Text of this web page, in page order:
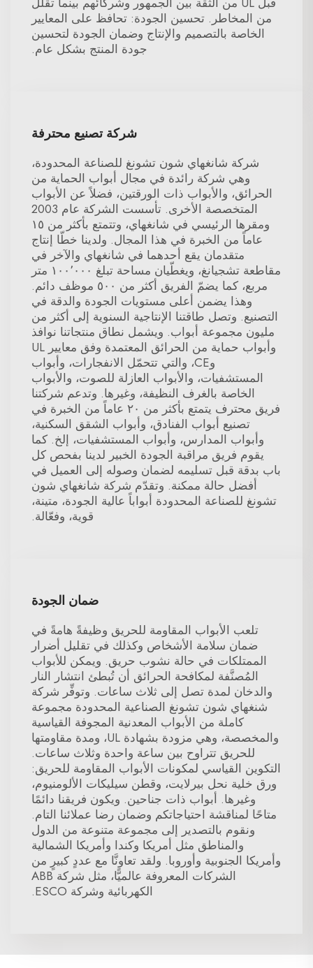
من المخاطر. تحسين الجودة: تحافظ على المعايير
الخاصة بالتصميم والإنتاج وضمان الجودة لتحسين
جودة المنتج بشكل عام.
شركة تصنيع محترفة
شركة شانغهاي شون تشونغ للصناعة المحدودة،
وهي شركة رائدة في مجال أبواب الحماية من
الحرائق، والأبواب ذات الورقتين، فضلاً عن الأبواب
المتخصصة الأخرى. تأسست الشركة عام 2003
ومقرها الرئيسي في شانغهاي، وتتمتع بأكثر من ١٥
عاماً من الخبرة في هذا المجال. ولدينا خطّا إنتاج
متقدمان يقع أحدهما في شانغهاي والآخر في
مقاطعة تشجيانغ، ويغطّيان مساحة تبلغ ١٠٠٬٠٠٠ متر
مربع، كما يضمّ الفريق أكثر من ٥٠٠ موظف دائم.
وهذا يضمن أعلى مستويات الجودة والدقة في
التصنيع. وتصل طاقتنا الإنتاجية السنوية إلى أكثر من
مليون مجموعة أبواب. ويشمل نطاق منتجاتنا نوافذ
وأبواب حماية من الحرائق المعتمدة وفق معايير UL
وCE، والتي تتحمّل الانفجارات، وأبواب
المستشفيات، والأبواب العازلة للصوت، والأبواب
الخاصة بالغرف النظيفة، وغيرها. وتدعم شركتنا
فريق محترف يتمتع بأكثر من ٢٠ عاماً من الخبرة في
تصنيع أبواب الفنادق، وأبواب الشقق السكنية،
وأبواب المدارس، وأبواب المستشفيات، إلخ. كما
يقوم فريق مراقبة الجودة الخبير لدينا بفحص كل
باب بدقة قبل تسليمه لضمان وصوله إلى العميل في
أفضل حالة ممكنة. وتقدّم شركة شانغهاي شون
تشونغ للصناعة المحدودة أبواباً عالية الجودة، متينة،
قوية، وفعّالة.
ضمان الجودة
تلعب الأبواب المقاومة للحريق وظيفةً هامةً في
ضمان سلامة الأشخاص وكذلك في تقليل أضرار
الممتلكات في حالة نشوب حريق. ويمكن للأبواب
المُصنَّفة لمكافحة الحرائق أن تُبطئ انتشار النار
والدخان لمدة تصل إلى ثلاث ساعات. وتوفِّر شركة
شنغهاي شون تشونغ الصناعية المحدودة مجموعة
كاملة من الأبواب المعدنية المجوفة القياسية
والمخصصة، وهي مزودة بشهادة UL، ومدة مقاومتها
للحريق تتراوح بين ساعة واحدة وثلاث ساعات.
التكوين القياسي لمكونات الأبواب المقاومة للحريق:
ورق خلية نحل بيرلايت، وقطن سيليكات الألومنيوم،
وغيرها. أبواب ذات جناحين. ويكون فريقنا دائمًا
متاحًا لمناقشة احتياجاتكم وضمان رضا عملائنا التام.
ونقوم بالتصدير إلى مجموعة متنوعة من الدول
والمناطق مثل أمريكا وكندا وأمريكا الشمالية
وأمريكا الجنوبية وأوروبا. ولقد تعاونَّا مع عددٍ كبيرٍ من
الشركات المعروفة عالميًّا، مثل شركة ABB
الكهربائية وشركة ESCO.